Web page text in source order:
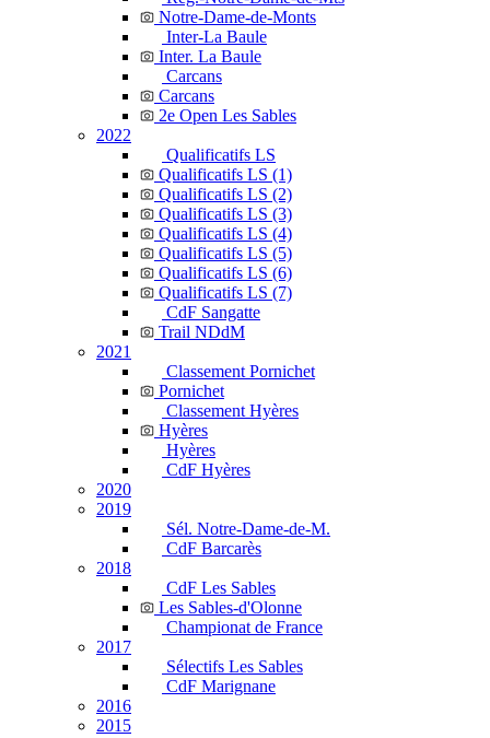
Notre-Dame-de-Monts
Inter-La Baule
Inter. La Baule
Carcans
Carcans
2e Open Les Sables
2022
Qualificatifs LS
Qualificatifs LS (1)
Qualificatifs LS (2)
Qualificatifs LS (3)
Qualificatifs LS (4)
Qualificatifs LS (5)
Qualificatifs LS (6)
Qualificatifs LS (7)
CdF Sangatte
Trail NDdM
2021
Classement Pornichet
Pornichet
Classement Hyères
Hyères
Hyères
CdF Hyères
2020
2019
Sél. Notre-Dame-de-M.
CdF Barcarès
2018
CdF Les Sables
Les Sables-d'Olonne
Championat de France
2017
Sélectifs Les Sables
CdF Marignane
2016
2015